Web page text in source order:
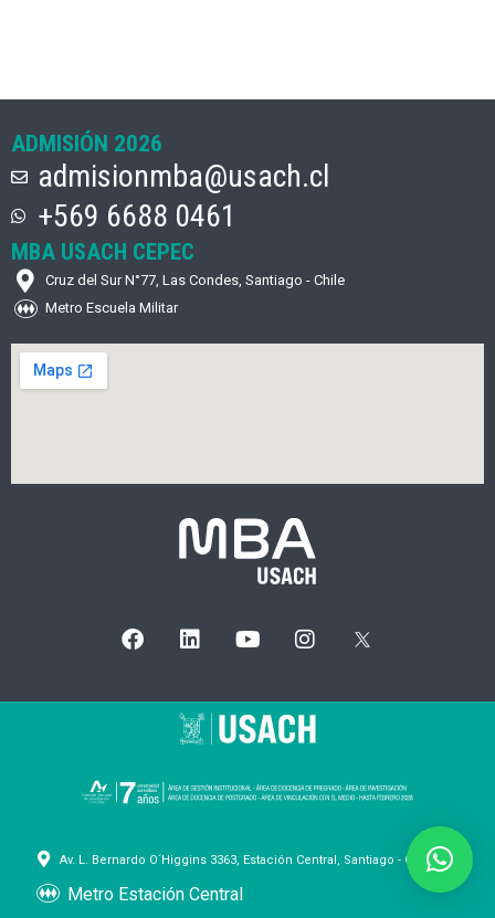
ADMISIÓN 2026
admisionmba@usach.cl
+569 6688 0461
MBA USACH CEPEC
Cruz del Sur N°77, Las Condes, Santiago - Chile
Metro Escuela Militar
Av. L. Bernardo O´Higgins 3363, Estación Central, Santiago - Chile
Metro Estación Central